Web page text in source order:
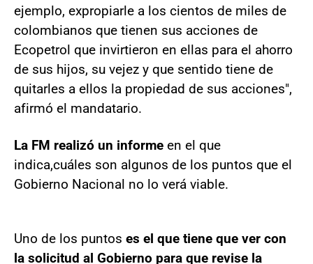
ejemplo, expropiarle a los cientos de miles de
colombianos que tienen sus acciones de
Ecopetrol que invirtieron en ellas para el ahorro
de sus hijos, su vejez y que sentido tiene de
quitarles a ellos la propiedad de sus acciones",
afirmó el mandatario.
La FM realizó un informe en el que
indica,cuáles son algunos de los puntos que el
Gobierno Nacional no lo verá viable.
Uno de los puntos es el que tiene que ver con
la solicitud al Gobierno para que revise la